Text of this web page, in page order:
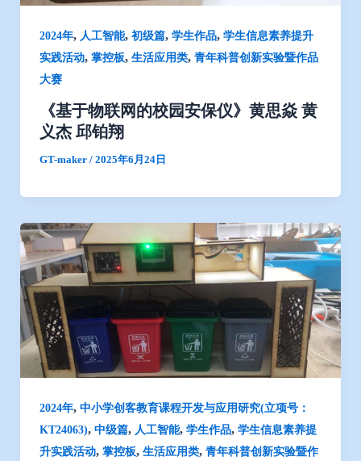
2024年, 人工智能, 初级篇, 学生作品, 学生信息素养提升
实践活动, 掌控板, 生活应用类, 青年科普创新实验暨作品
大赛
《基于物联网的校园安保仪》黄思焱 黄
义杰 邱铂翔
GT-maker / 2025年6月24日
2024年, 中小学创客教育课程开发与应用研究(立项号：
KT24063), 中级篇, 人工智能, 学生作品, 学生信息素养提
升实践活动, 掌控板, 生活应用类, 青年科普创新实验暨作